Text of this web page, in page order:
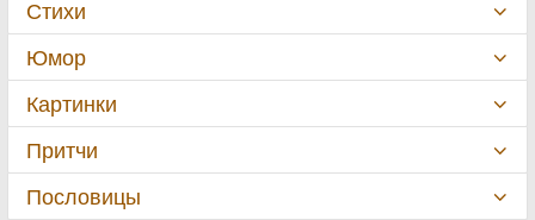
Стихи
Юмор
Картинки
Притчи
Пословицы